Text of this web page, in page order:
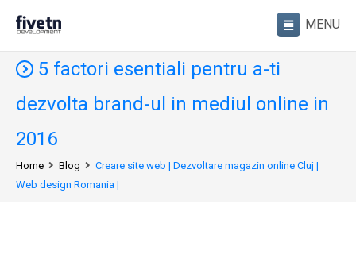
5 factori esentiali pentru a-ti
dezvolta brand-ul in mediul online in
2016
Home Blog
Creare site web | Dezvoltare magazin online Cluj |
Web design Romania |